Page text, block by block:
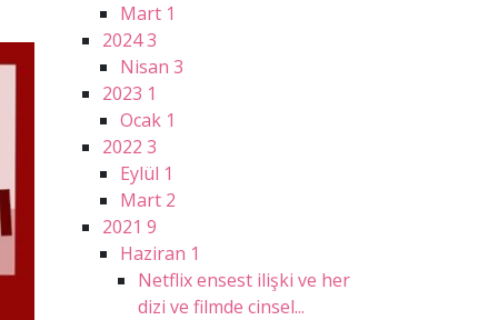
Mart 1
20243
Nisan 3
2023 1
Ocak 1
2022 3
Eylül 1
Mart 2
2021 9
Haziran 1
Netflix ensest ilişki ve her
dizi ve filmde cinsel...